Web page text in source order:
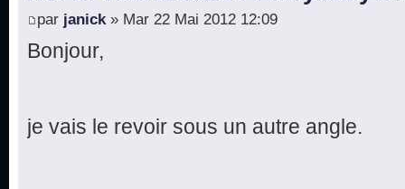
par janick » Mar 22 Mai 2012 12:09
Bonjour,
je vais le revoir sous un autre angle.